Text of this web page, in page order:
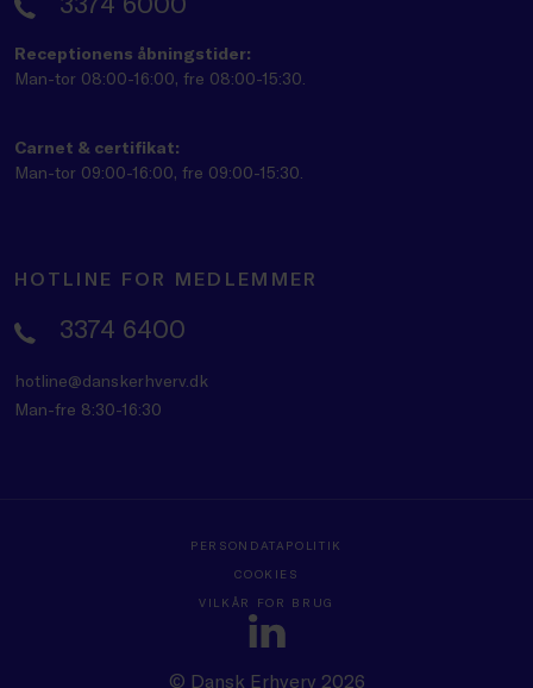
Receptionens åbningstider:
Man-tor 08:00-16:00, fre 08:00-15:30.
Carnet & certifikat:
Man-tor 09:00-16:00, fre 09:00-15:30.
HOTLINE FOR MEDLEMMER
3374 6400
hotline@danskerhverv.dk
Man-fre 8:30-16:30
© Dansk Erhverv 2026
PERSONDATAPOLITIK
COOKIES
VILKÅR FOR BRUG